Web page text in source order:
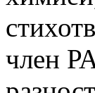
член